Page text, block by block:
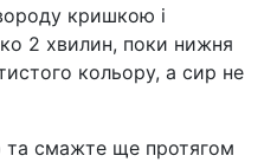
кришкою і
2 хвилин, поки нижня
кольору, а сир не
та смажте ще протягом